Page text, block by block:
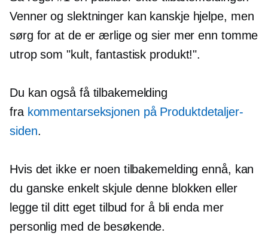
Venner og slektninger kan kanskje hjelpe, men
sørg for at de er ærlige og sier mer enn tomme
utrop som "kult, fantastisk produkt!".
Du kan også få tilbakemelding
fra kommentarseksjonen på Produktdetaljer-
siden.
Hvis det ikke er noen tilbakemelding ennå, kan
du ganske enkelt skjule denne blokken eller
legge til ditt eget tilbud for å bli enda mer
personlig med de besøkende.